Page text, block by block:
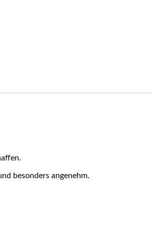
besonders angenehm.